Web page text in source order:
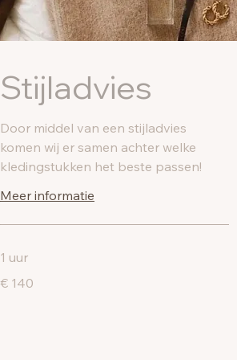
Stijladvies
Door middel van een stijladvies
komen wij er samen achter welke
kledingstukken het beste passen!
Meer informatie
1 uur
euro
€ 140